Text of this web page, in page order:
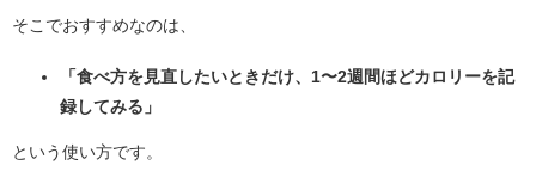
そこでおすすめなのは、
「食べ方を見直したいときだけ、1〜2週間ほどカロリーを記
録してみる」
という使い方です。